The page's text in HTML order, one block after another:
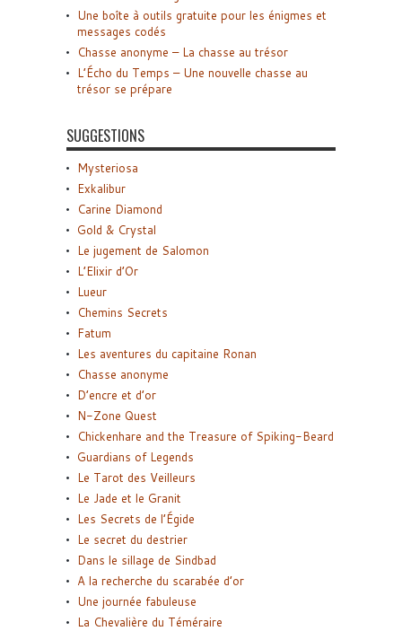
Une boîte à outils gratuite pour les énigmes et
messages codés
Chasse anonyme – La chasse au trésor
L’Écho du Temps – Une nouvelle chasse au
trésor se prépare
SUGGESTIONS
Mysteriosa
Exkalibur
Carine Diamond
Gold & Crystal
Le jugement de Salomon
L’Elixir d’Or
Lueur
Chemins Secrets
Fatum
Les aventures du capitaine Ronan
Chasse anonyme
D’encre et d’or
N-Zone Quest
Chickenhare and the Treasure of Spiking-Beard
Guardians of Legends
Le Tarot des Veilleurs
Le Jade et le Granit
Les Secrets de l’Égide
Le secret du destrier
Dans le sillage de Sindbad
A la recherche du scarabée d’or
Une journée fabuleuse
La Chevalière du Téméraire